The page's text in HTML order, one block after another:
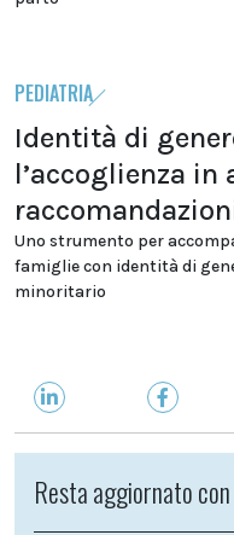
PEDIATRIA
Identità di
l’accoglienza in
Uno strumento per
famiglie con identità di
minoritario
Resta aggiornato